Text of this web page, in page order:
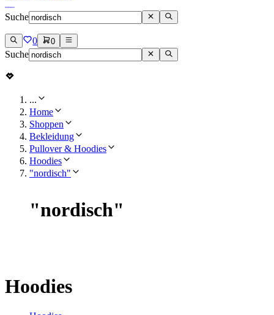
Suche
0 0
Suche
...
Home
Shoppen
Bekleidung
Pullover & Hoodies
Hoodies
"nordisch"
"nordisch"
Hoodies